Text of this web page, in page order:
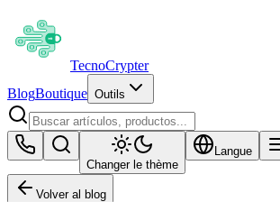
TecnoCrypter
BlogBoutique Outils
Changer le thème
Langue
Volver al blog